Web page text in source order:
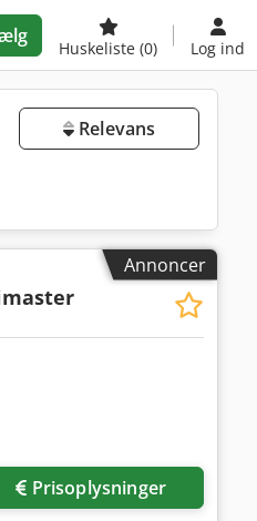
Huskeliste (0) Log ind
Relevans
Annoncer
Prisoplysninger